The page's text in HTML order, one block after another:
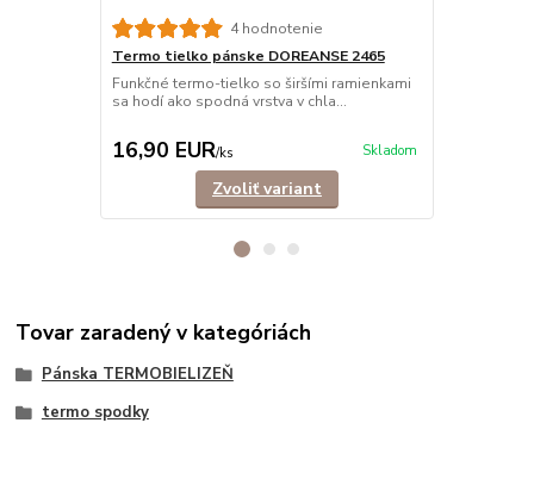
4 hodnotenie
Termo tielko pánske DOREANSE 2465
Funkčné termo-tielko so širšími ramienkami
sa hodí ako spodná vrstva v chla...
16,90 EUR/ks Skladom
Zvoliť variant
Tovar zaradený v kategóriách
Pánska TERMOBIELIZEŇ
termo spodky